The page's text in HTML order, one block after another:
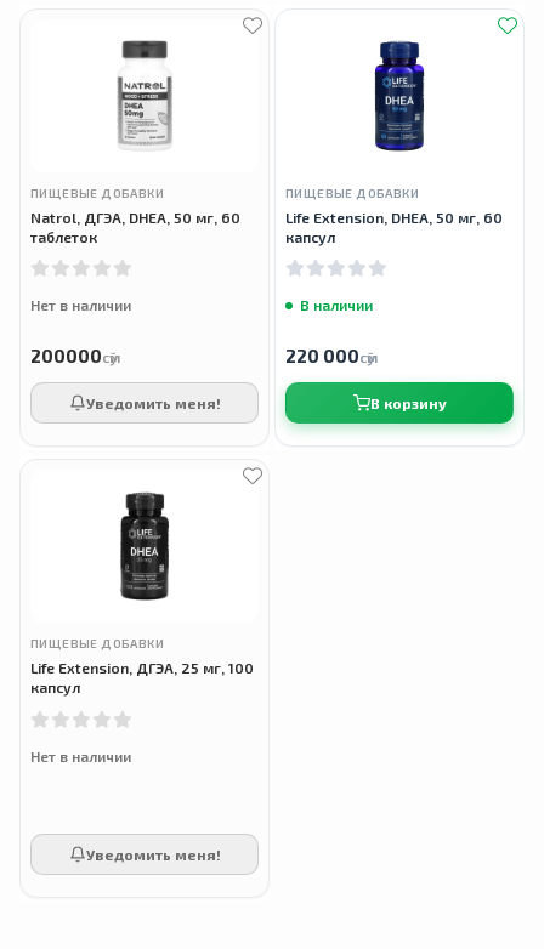
ПИЩЕВЫЕ ДОБАВКИ
Natrol, ДГЭА, DHEA, 50 мг, 60
таблеток
Нет в наличии
200000сӯм
Уведомить меня!
ПИЩЕВЫЕ ДОБАВКИ
Life Extension, DHEA, 50 мг, 60
капсул
В наличии
220 000сӯм
В корзину
ПИЩЕВЫЕ ДОБАВКИ
Life Extension, ДГЭА, 25 мг, 100
капсул
Нет в наличии
Уведомить меня!